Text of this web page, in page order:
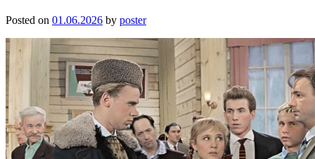
Posted on 01.06.2026 by poster